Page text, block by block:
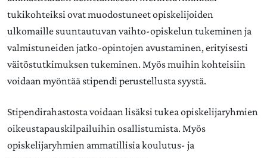
tukikohteiksi ovat muodostuneet opiskelijoiden
ulkomaille suuntautuvan vaihto-opiskelun tukeminen ja
valmistuneiden jatko-opintojen avustaminen, erityisesti
väitöstutkimuksen tukeminen. Myös muihin kohteisiin
voidaan myöntää stipendi perustellusta syystä.
Stipendirahastosta voidaan lisäksi tukea opiskelijaryhmien
oikeustapauskilpailuihin osallistumista. Myös
opiskelijaryhmien ammatillisia koulutus- ja